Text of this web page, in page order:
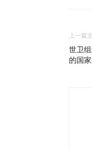
上一篇
世卫
的国